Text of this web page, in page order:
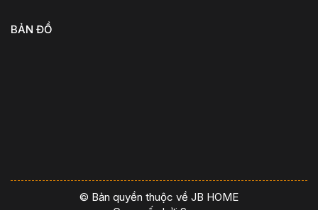
BẢN ĐỒ
© Bản quyền thuộc về JB HOME